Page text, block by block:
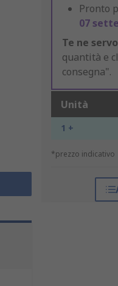
Pronto
07
Te ne
quantità e
consegna".
Unità
1 +
*prezzo indicativo